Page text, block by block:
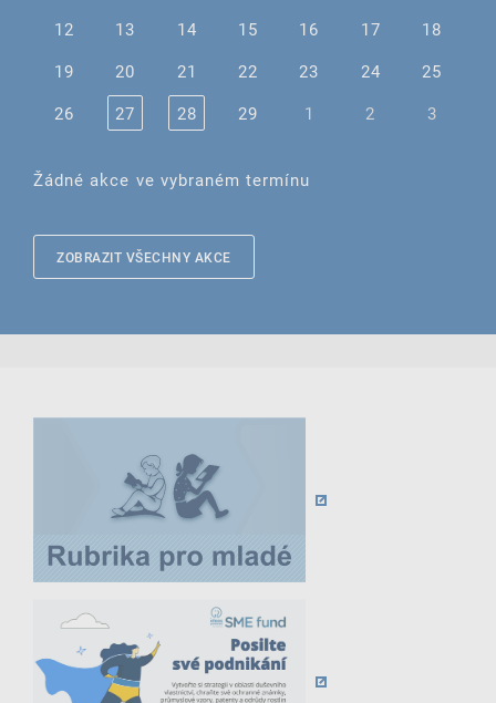
12
13 14 15 16 17
18
19
20 21 22 23 24
25
26
27 28 29 1 2 3
Žádné akce ve vybraném termínu
ZOBRAZIT VŠECHNY AKCE